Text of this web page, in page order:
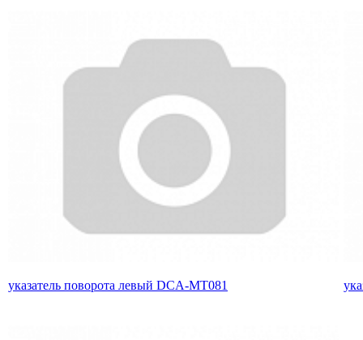
указатель поворота левый DCA-MT081